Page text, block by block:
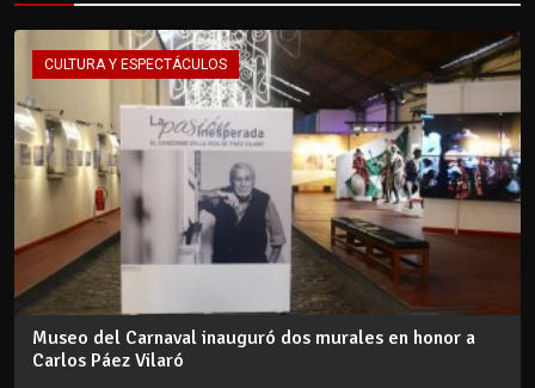
CULTURA Y ESPECTÁCULOS
Museo del Carnaval inauguró dos murales en honor a
Carlos Páez Vilaró